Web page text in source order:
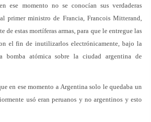
ese momento no se conocían sus verdaderas
primer ministro de Francia, Francois Mitterand,
de estas mortíferas armas, para que le entregue las
el fin de inutilizarlos electrónicamente, bajo la
bomba atómica sobre la ciudad argentina de
en ese momento a Argentina solo le quedaba un
usó eran peruanos y no argentinos y esto